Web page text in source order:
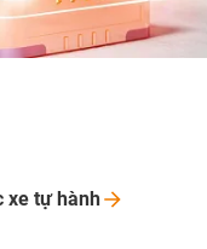
xe tựhành